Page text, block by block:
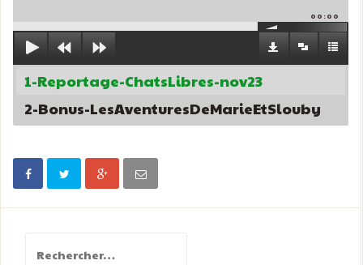
00:00
1-Reportage-ChatsLibres-nov23
2-Bonus-LesAventuresDeMarieEtSlouby